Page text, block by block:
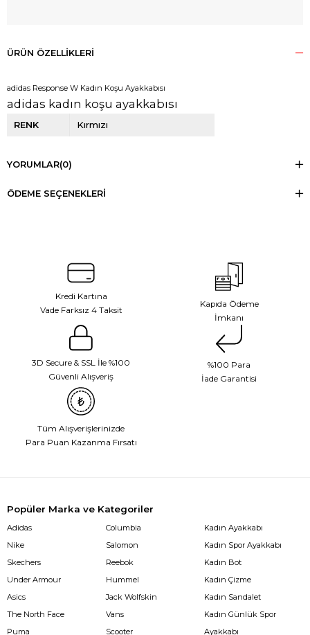
ÜRÜN ÖZELLIKLERI
adidas Response W Kadın Koşu Ayakkabısı
adidas kadın koşu ayakkabısı
RENK Kırmızı
YORUMLAR(0)
ÖDEME SEÇENEKLERI
Kredi Kartına
Vade Farksız 4 Taksit
Kapıda Ödeme
İmkanı
3D Secure & SSL İle %100
Güvenli Alışveriş
%100 Para
İade Garantisi
Tüm Alışverişlerinizde
Para Puan Kazanma Fırsatı
Popüler Marka ve Kategoriler
Adidas
Nike
Skechers
Under Armour
Asics
The North Face
Puma
Columbia
Salomon
Reebok
Hummel
Jack Wolfskin
Vans
Scooter
Kadın Ayakkabı
Kadın Spor Ayakkabı
Kadın Bot
Kadın Çizme
Kadın Sandalet
Kadın Günlük Spor
Ayakkabı